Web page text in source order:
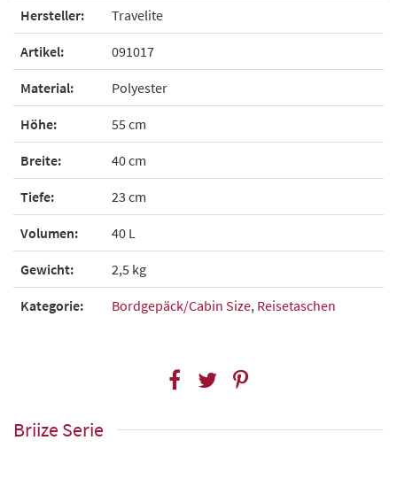
Hersteller: Travelite
Artikel: 091017
Material: Polyester
Höhe: 55 cm
Breite: 40 cm
Tiefe: 23 cm
Volumen: 40 L
Gewicht: 2,5 kg
Kategorie: Bordgepäck/Cabin Size, Reisetaschen
Briize Serie